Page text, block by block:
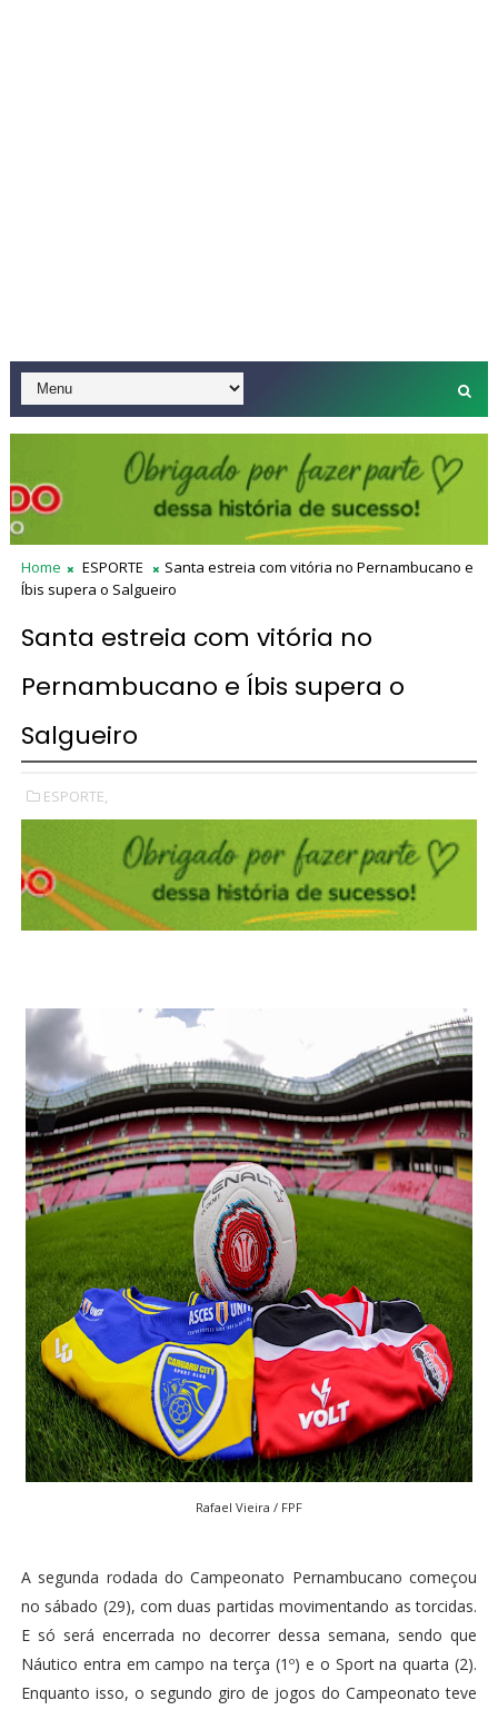
Home ESPORTE
Santa estreia com vitória no Pernambucano e
Íbis supera o Salgueiro
Santa estreia com vitória no
Pernambucano e Íbis supera o
Salgueiro
ESPORTE,
Rafael Vieira / FPF
A segunda rodada do Campeonato Pernambucano começou
no sábado (29), com duas partidas movimentando as torcidas.
E só será encerrada no decorrer dessa semana, sendo que
Náutico entra em campo na terça (1º) e o Sport na quarta (2).
Enquanto isso, o segundo giro de jogos do Campeonato teve